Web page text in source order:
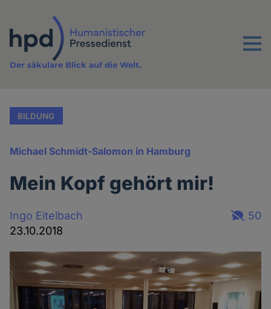
Inhalt
Menu
Der säkulare Blick auf die Welt.
BILDUNG
Michael Schmidt-Salomon in Hamburg
Mein Kopf gehört mir!
Ingo Eitelbach
23.10.2018
50